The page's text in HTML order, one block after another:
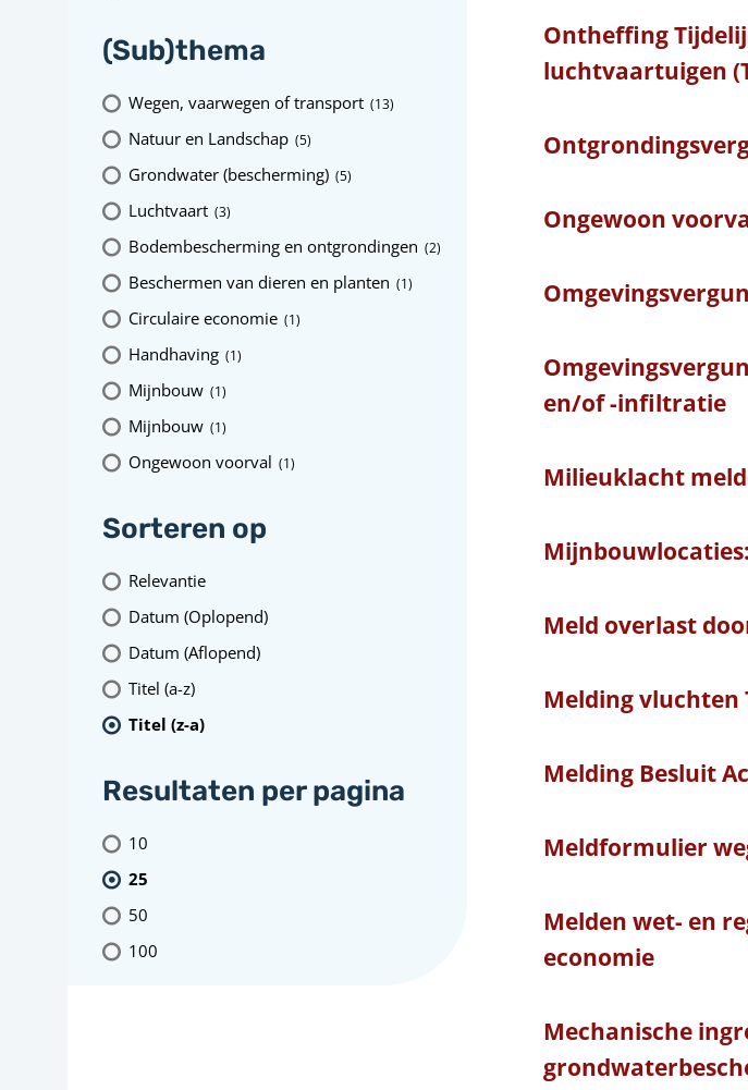
Ontheffing
luchtvaartuigen
Ongewoon
en/of -infiltratie
Milieuklacht
Meld overlast
Melding vluchten
Melding Besluit
Meldformulier
Melden wet- en
economie
Mechanische
(Sub)thema
Wegen, vaarwegen of transport (13)
Natuur en Landschap (5)
Grondwater (bescherming) (5)
Luchtvaart (3)
Bodembescherming en ontgrondingen (2)
Beschermen van dieren en planten (1)
Circulaire economie (1)
Handhaving (1)
Mijnbouw (1)
Mijnbouw (1)
Ongewoon voorval (1)
Sorteren op
Relevantie
Datum (Oplopend)
Datum (Aflopend)
Titel (a-z)
Titel (z-a)
Resultaten per pagina
10
25
50
100